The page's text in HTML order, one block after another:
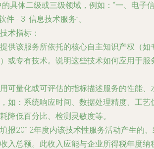
的具体二级或三级领域，例如：“一、电子
件 - 3. 信息技术服务”。
术指标 ：
提供该服务所依托的核心自主知识产权（如
或专有技术。说明这些技术如何应用于服
用可量化或可评估的指标描述服务的性能、
如：系统响应时间、数据处理精度、工艺
降低百分比、检测灵敏度等。
填报2012年度内该技术性服务活动产生的
入总额。此收入应能与企业所得税年度纳